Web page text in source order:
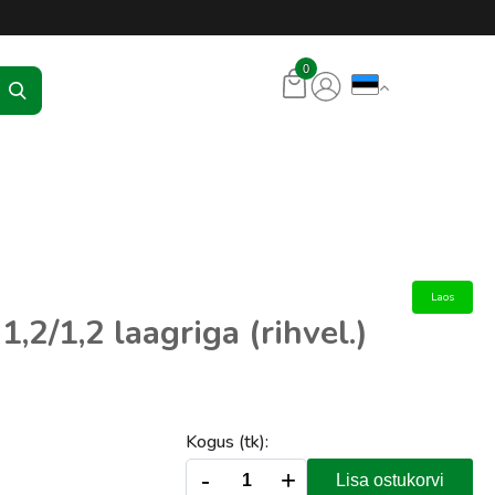
0
Laos
1,2 laagriga (rihvel.)
Kogus (tk):
- + Lisa ostukorvi